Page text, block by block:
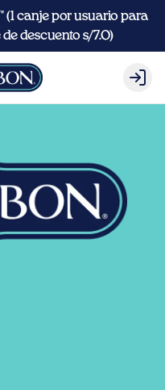
(1 canje por usuario para
descuento s/7.0)